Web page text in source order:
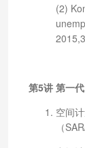
(2)
第5讲 第一
空间
（